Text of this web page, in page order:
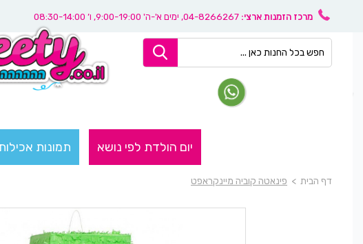
מרכז הזמנות ארצי: 04-8266267, ימים א'-ה' 9:00-19:00, ו’ 08:30-14:00
יום הולדת לפי נושא תמונות
דף הבית > פינאטה קוביה מיינקראפט